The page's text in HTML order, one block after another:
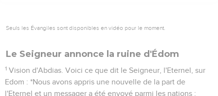
Seuls les Évangiles sont disponibles en vidéo pour le moment.
Le Seigneur annonce la ruine d'Édom
1 Vision d'Abdias. Voici ce que dit le Seigneur, l'Eternel, sur
Edom : *Nous avons appris une nouvelle de la part de
l'Eternel et un messager a été envoyé parmi les nations :